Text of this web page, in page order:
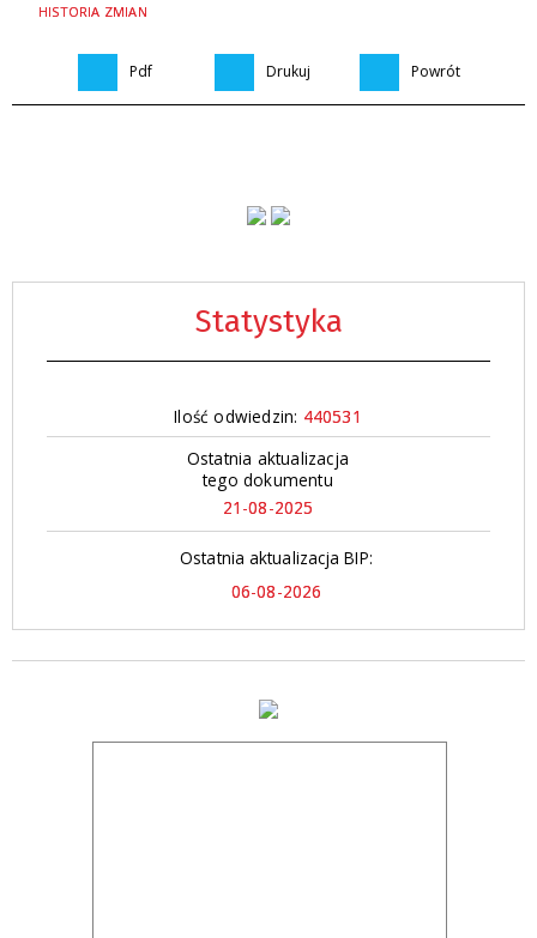
Statystyka
Ilość odwiedzin: 440531
Ostatnia aktualizacja
tego dokumentu
21-08-2025
Ostatnia aktualizacja BIP:
06-08-2026
HISTORIA ZMIAN
Pdf Drukuj Powrót